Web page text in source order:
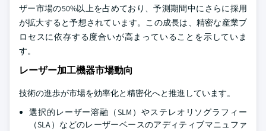
ザー市場の50%以上を占めており、予測期間中にさらに採用
が拡大すると予想されています。この成長は、精密な産業プ
ロセスに依存する度合いが高まっていることを示していま
す。
レーザー加工機器市場動向
技術の進歩が市場を効率化と精密化へと推進しています。
選択的レーザー溶融（SLM）やステレオリソグラフィー
（SLA）などのレーザーベースのアディティブマニュファ